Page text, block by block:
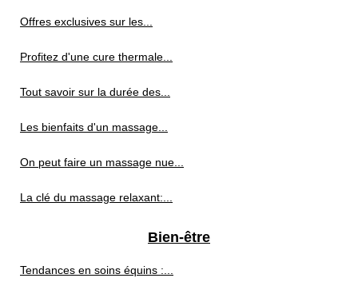
Offres exclusives sur les...
Profitez d'une cure thermale...
Tout savoir sur la durée des...
Les bienfaits d'un massage...
On peut faire un massage nue...
La clé du massage relaxant:...
Bien-être
Tendances en soins équins :...